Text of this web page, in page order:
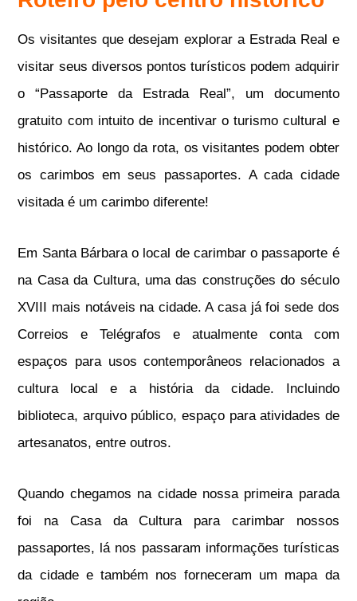
Os visitantes que desejam explorar a Estrada Real e
visitar seus diversos pontos turísticos podem adquirir
o “Passaporte da Estrada Real”, um documento
gratuito com intuito de incentivar o turismo cultural e
histórico. Ao longo da rota, os visitantes podem obter
os carimbos em seus passaportes. A cada cidade
visitada é um carimbo diferente!
Em Santa Bárbara o local de carimbar o passaporte é
na Casa da Cultura, uma das construções do século
XVIII mais notáveis na cidade. A casa já foi sede dos
Correios e Telégrafos e atualmente conta com
espaços para usos contemporâneos relacionados a
cultura local e a história da cidade. Incluindo
biblioteca, arquivo público, espaço para atividades de
artesanatos, entre outros.
Quando chegamos na cidade nossa primeira parada
foi na Casa da Cultura para carimbar nossos
passaportes, lá nos passaram informações turísticas
da cidade e também nos forneceram um mapa da